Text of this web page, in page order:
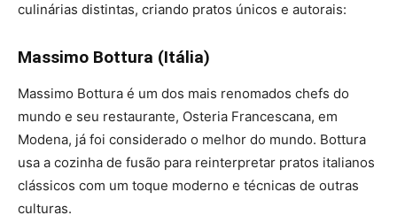
culinárias distintas, criando pratos únicos e autorais:
Massimo Bottura (Itália)
Massimo Bottura é um dos mais renomados chefs do
mundo e seu restaurante, Osteria Francescana, em
Modena, já foi considerado o melhor do mundo. Bottura
usa a cozinha de fusão para reinterpretar pratos italianos
clássicos com um toque moderno e técnicas de outras
culturas.